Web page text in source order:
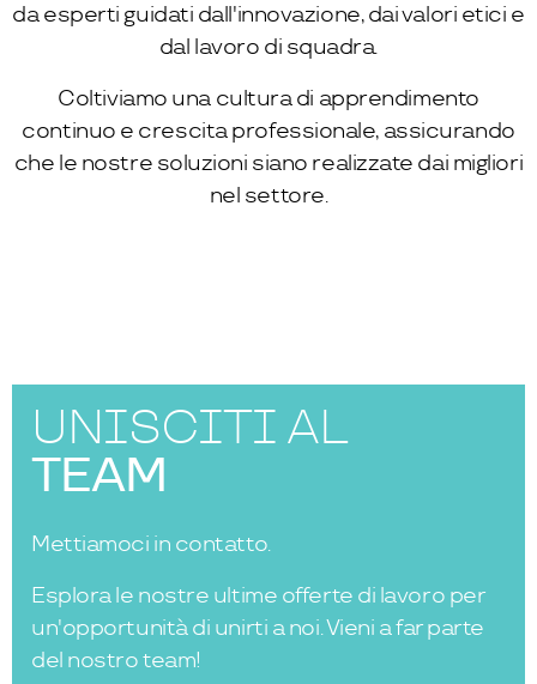
da esperti guidati dall'innovazione, dai valori etici e
dal lavoro di squadra.
Coltiviamo una cultura di apprendimento
continuo e crescita professionale, assicurando
che le nostre soluzioni siano realizzate dai migliori
nel settore.
UNISCITI AL
TEAM
Mettiamoci in contatto.
Esplora le nostre ultime offerte di lavoro per
un'opportunità di unirti a noi. Vieni a far parte
del nostro team!